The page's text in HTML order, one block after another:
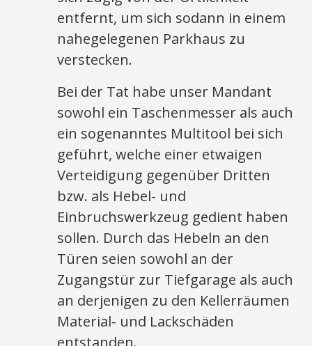
entfernt, um sich sodann in einem
nahegelegenen Parkhaus zu
verstecken.
Bei der Tat habe unser Mandant
sowohl ein Taschenmesser als auch
ein sogenanntes Multitool bei sich
geführt, welche einer etwaigen
Verteidigung gegenüber Dritten
bzw. als Hebel- und
Einbruchswerkzeug gedient haben
sollen. Durch das Hebeln an den
Türen seien sowohl an der
Zugangstür zur Tiefgarage als auch
an derjenigen zu den Kellerräumen
Material- und Lackschäden
entstanden.